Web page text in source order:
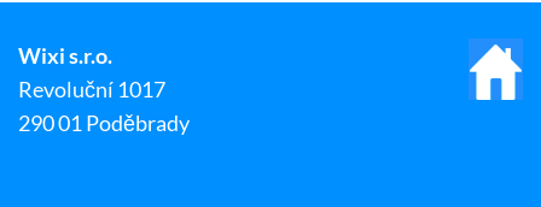
Wixi s.r.o.
Revoluční 1017
290 01 Poděbrady